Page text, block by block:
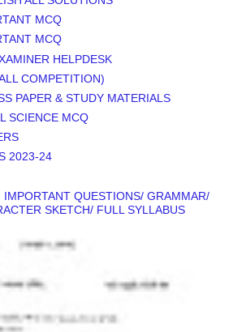
MCQ
MCQ
HELPDESK
COMPETITION)
PAPER & STUDY MATERIALS
SCIENCE MCQ
2023-24
QUESTIONS/ GRAMMAR/
SKETCH/ FULL SYLLABUS